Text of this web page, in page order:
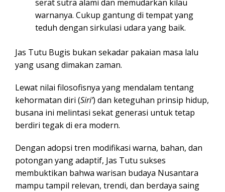
serat sutra alami dan memudarkan kilau
warnanya. Cukup gantung di tempat yang
teduh dengan sirkulasi udara yang baik.
Jas Tutu Bugis bukan sekadar pakaian masa lalu
yang usang dimakan zaman.
Lewat nilai filosofisnya yang mendalam tentang
kehormatan diri (Siri’) dan keteguhan prinsip hidup,
busana ini melintasi sekat generasi untuk tetap
berdiri tegak di era modern.
Dengan adopsi tren modifikasi warna, bahan, dan
potongan yang adaptif, Jas Tutu sukses
membuktikan bahwa warisan budaya Nusantara
mampu tampil relevan, trendi, dan berdaya saing